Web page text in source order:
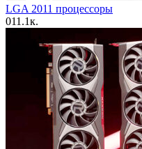
LGA 2011 процессоры
011.1к.